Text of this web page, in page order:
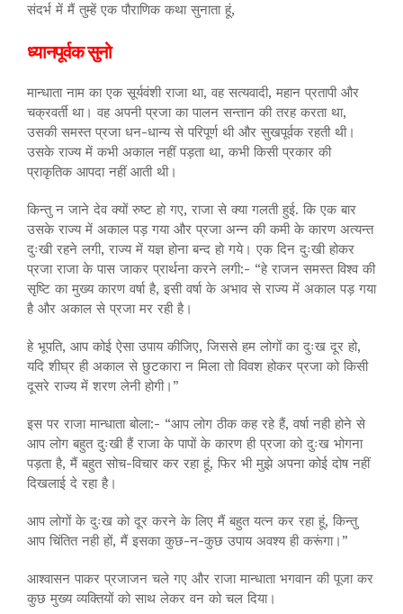
संदर्भ में मैं तुम्हें एक पौराणिक कथा सुनाता हूं,
ध्यानपूर्वक सुनो
मान्धाता नाम का एक सूर्यवंशी राजा था, वह सत्यवादी, महान प्रतापी और
चक्रवर्ती था। वह अपनी प्रजा का पालन सन्तान की तरह करता था,
उसकी समस्त प्रजा धन-धान्य से परिपूर्ण थी और सुखपूर्वक रहती थी।
उसके राज्य में कभी अकाल नहीं पड़ता था, कभी किसी प्रकार की
प्राकृतिक आपदा नहीं आती थी।
किन्तु न जाने देव क्यों रुष्ट हो गए, राजा से क्या गलती हुई. कि एक बार
उसके राज्य में अकाल पड़ गया और प्रजा अन्न की कमी के कारण अत्यन्त
दुःखी रहने लगी, राज्य में यज्ञ होना बन्द हो गये। एक दिन दुःखी होकर
प्रजा राजा के पास जाकर प्रार्थना करने लगी:- “हे राजन समस्त विश्व की
सृष्टि का मुख्य कारण वर्षा है, इसी वर्षा के अभाव से राज्य में अकाल पड़ गया
है और अकाल से प्रजा मर रही है।
हे भूपति, आप कोई ऐसा उपाय कीजिए, जिससे हम लोगों का दुःख दूर हो,
यदि शीघ्र ही अकाल से छुटकारा न मिला तो विवश होकर प्रजा को किसी
दूसरे राज्य में शरण लेनी होगी।”
इस पर राजा मान्धाता बोला:- “आप लोग ठीक कह रहे हैं, वर्षा नही होने से
आप लोग बहुत दुःखी हैं राजा के पापों के कारण ही प्रजा को दुःख भोगना
पड़ता है, मैं बहुत सोच-विचार कर रहा हूं, फिर भी मुझे अपना कोई दोष नहीं
दिखलाई दे रहा है।
आप लोगों के दुःख को दूर करने के लिए मैं बहुत यत्न कर रहा हूं, किन्तु
आप चिंतित नही हों, मैं इसका कुछ-न-कुछ उपाय अवश्य ही करूंगा।”
आश्वासन पाकर प्रजाजन चले गए और राजा मान्धाता भगवान की पूजा कर
कुछ मुख्य व्यक्तियों को साथ लेकर वन को चल दिया।